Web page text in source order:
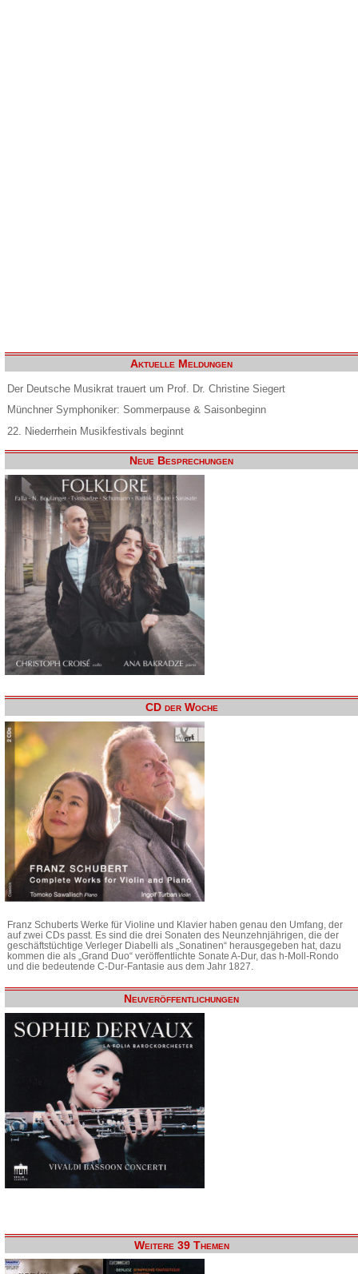
Aktuelle Meldungen
Der Deutsche Musikrat trauert um Prof. Dr. Christine Siegert
Münchner Symphoniker: Sommerpause & Saisonbeginn
22. Niederrhein Musikfestivals beginnt
Neue Besprechungen
CD der Woche
Franz Schuberts Werke für Violine und Klavier haben genau den Umfang, der
auf zwei CDs passt. Es sind die drei Sonaten des Neunzehnjährigen, die der
geschäftstüchtige Verleger Diabelli als „Sonatinen“ herausgegeben hat, dazu
kommen die als „Grand Duo“ veröffentlichte Sonate A-Dur, das h-Moll-Rondo
und die bedeutende C-Dur-Fantasie aus dem Jahr 1827.
Neuveröffentlichungen
Weitere 39 Themen